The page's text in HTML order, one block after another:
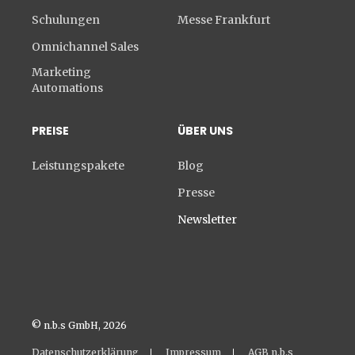
Schulungen
Omnichannel Sales
Marketing
Automations
Messe Frankfurt
PREISE
Leistungspakete
ÜBER UNS
Blog
Presse
Newsletter
© n.b.s GmbH, 2026
Datenschutzerklärung Impressum AGB n.b.s